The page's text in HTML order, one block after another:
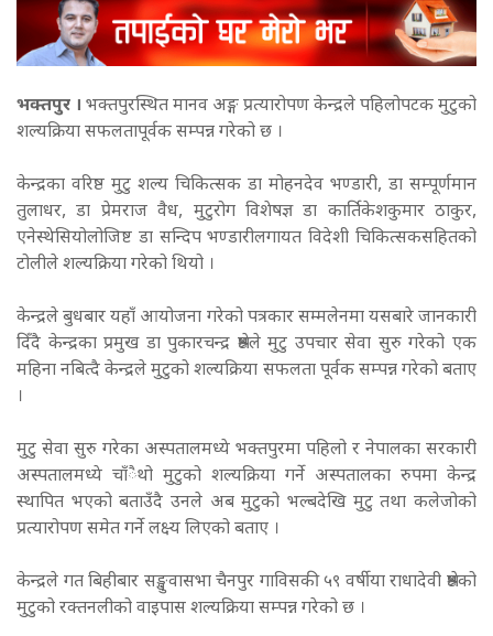
भक्तपुर । भक्तपुरस्थित मानव अङ्ग प्रत्यारोपण केन्द्रले पहिलोपटक मुटुको
शल्यक्रिया सफलतापूर्वक सम्पन्न गरेको छ ।
केन्द्रका वरिष्ठ मुटु शल्य चिकित्सक डा मोहनदेव भण्डारी, डा सम्पूर्णमान
तुलाधर, डा प्रेमराज वैध, मुटुरोग विशेषज्ञ डा कार्तिकेशकुमार ठाकुर,
एनेस्थेसियोलोजिष्ट डा सन्दिप भण्डारीलगायत विदेशी चिकित्सकसहितको
टोलीले शल्यक्रिया गरेको थियो ।
केन्द्रले बुधबार यहाँ आयोजना गरेको पत्रकार सम्मलेनमा यसबारे जानकारी
दिँदै केन्द्रका प्रमुख डा पुकारचन्द्र श्रेष्ठले मुटु उपचार सेवा सुरु गरेको एक
महिना नबित्दै केन्द्रले मुटुको शल्यक्रिया सफलता पूर्वक सम्पन्न गरेको बताए
।
मुटु सेवा सुरु गरेका अस्पतालमध्ये भक्तपुरमा पहिलो र नेपालका सरकारी
अस्पतालमध्ये चाँैथो मुटुको शल्यक्रिया गर्ने अस्पतालका रुपमा केन्द्र
स्थापित भएको बताउँदै उनले अब मुटुको भल्बदेखि मुटु तथा कलेजोको
प्रत्यारोपण समेत गर्ने लक्ष्य लिएको बताए ।
केन्द्रले गत बिहीबार सङ्खुवासभा चैनपुर गाविसकी ५९ वर्षीया राधादेवी श्रेष्ठको
मुटुको रक्तनलीको वाइपास शल्यक्रिया सम्पन्न गरेको छ ।